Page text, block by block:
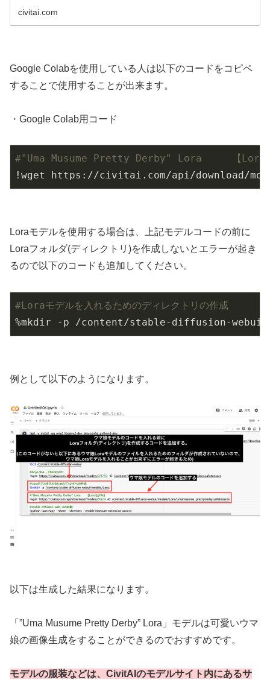
civitai.com
Google Colabを使用している人は以下のコードをコピペ
することで使用することが出来ます。
・Google Colab用コード
#"Uma Musume Pretty Derby" Lora     【Lora
!wget https://civitai.com/api/download/
Loraモデルを使用する場合は、上記モデルコードの前に
Loraフォルダ(ディレクトリ)を作成しないとエラーが起き
るので以下のコードも追加してください。
#Loraモデルを入れるためのディレクトリの作成
%mkdir -p /content/stable-diffusion-webui/
例として以下のようになります。
以下は生成した結果になります。
「”Uma Musume Pretty Derby” Lora」モデルは可愛いウマ
娘の画像生成をすることができるのでおすすめです。
モデルの服装などは、CivitAIのモデルサイト内にあるサ